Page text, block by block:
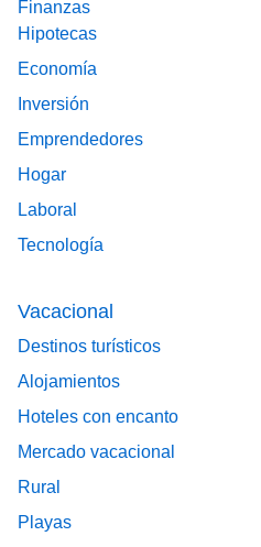
Finanzas
Hipotecas
Economía
Inversión
Emprendedores
Hogar
Laboral
Tecnología
Vacacional
Destinos turísticos
Alojamientos
Hoteles con encanto
Mercado vacacional
Rural
Playas